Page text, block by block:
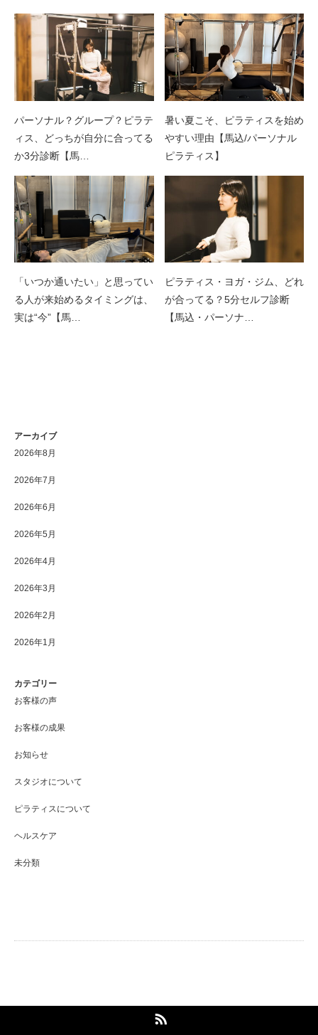
パーソナル？グループ？ピラテ
ィス、どっちが自分に合ってる
か3分診断【馬…
暑い夏こそ、ピラティスを始め
やすい理由【馬込/パーソナル
ピラティス】
「いつか通いたい」と思ってい
る人が来始めるタイミングは、
実は“今”【馬…
ピラティス・ヨガ・ジム、どれ
が合ってる？5分セルフ診断
【馬込・パーソナ…
アーカイブ
2026年8月
2026年7月
2026年6月
2026年5月
2026年4月
2026年3月
2026年2月
2026年1月
カテゴリー
お客様の声
お客様の成果
お知らせ
スタジオについて
ピラティスについて
ヘルスケア
未分類